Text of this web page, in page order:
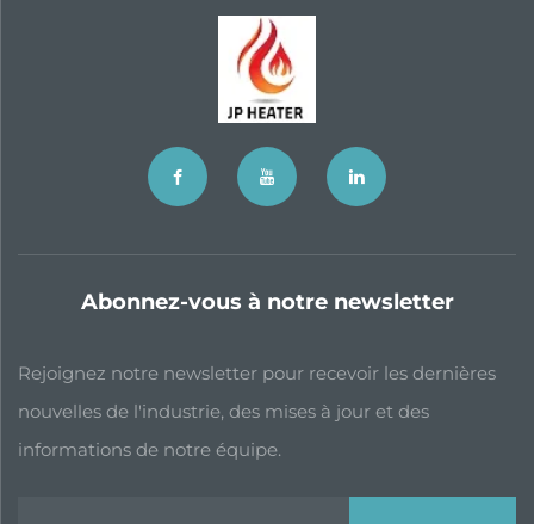
Abonnez-vous à notre newsletter
Rejoignez notre newsletter pour recevoir les dernières
nouvelles de l'industrie, des mises à jour et des
informations de notre équipe.